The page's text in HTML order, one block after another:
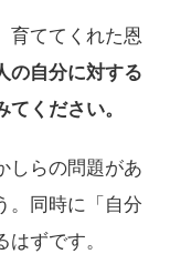
育ててくれた恩
の自分に対する
ください。
しらの問題があ
。同時に「自分
ずです。